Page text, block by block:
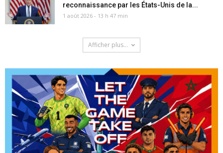
reconnaissance par les États-Unis de la...
1 août 2026 - 13 h 47 min
Afficher plus...